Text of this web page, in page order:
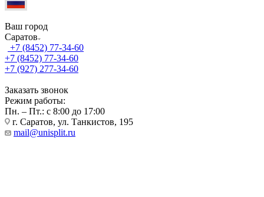
Ваш город
Саратов
+7 (8452) 77-34-60
+7 (8452) 77-34-60
+7 (927) 277-34-60
Заказать звонок
Режим работы:
Пн. – Пт.: с 8:00 до 17:00
г. Саратов, ул. Танкистов, 195
mail@unisplit.ru